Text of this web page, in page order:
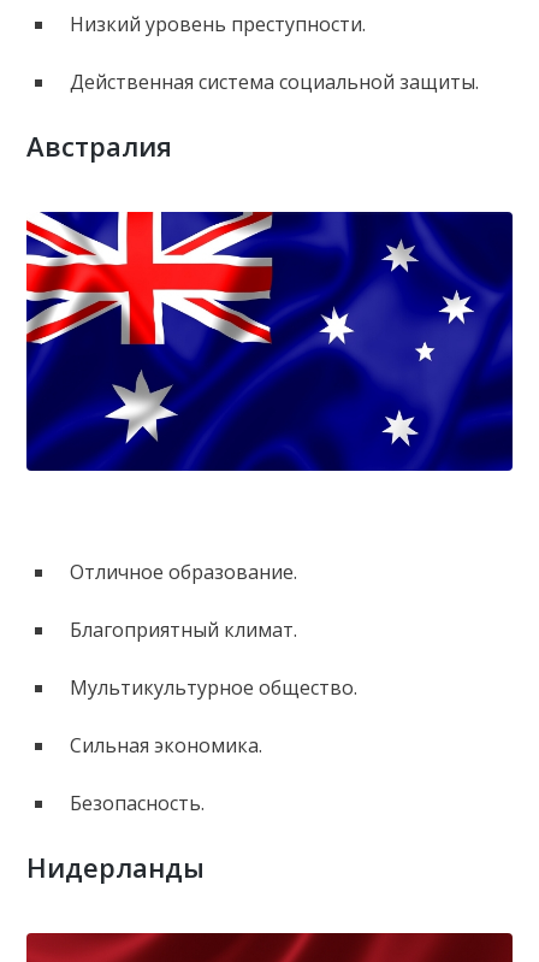
Низкий уровень преступности.
Действенная система социальной защиты.
Австралия
Отличное образование.
Благоприятный климат.
Мультикультурное общество.
Сильная экономика.
Безопасность.
Нидерланды